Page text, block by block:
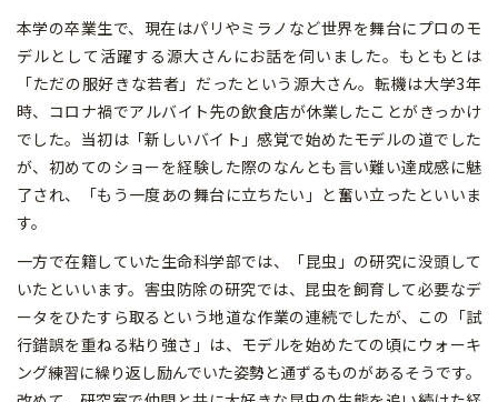
本学の卒業生で、現在はパリやミラノなど世界を舞台にプロのモ
デルとして活躍する源大さんにお話を伺いました。もともとは
「ただの服好きな若者」だったという源大さん。転機は大学3年
時、コロナ禍でアルバイト先の飲食店が休業したことがきっかけ
でした。当初は「新しいバイト」感覚で始めたモデルの道でした
が、初めてのショーを経験した際のなんとも言い難い達成感に魅
了され、「もう一度あの舞台に立ちたい」と奮い立ったといいま
す。
一方で在籍していた生命科学部では、「昆虫」の研究に没頭して
いたといいます。害虫防除の研究では、昆虫を飼育して必要なデ
ータをひたすら取るという地道な作業の連続でしたが、この「試
行錯誤を重ねる粘り強さ」は、モデルを始めたての頃にウォーキ
ング練習に繰り返し励んでいた姿勢と通ずるものがあるそうです。